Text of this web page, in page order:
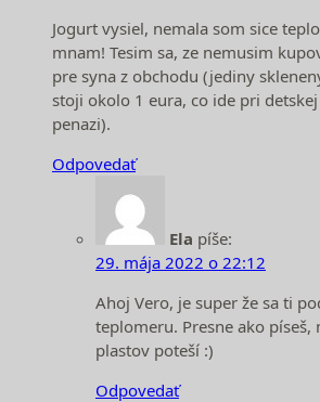
Jogurt vysiel, nemala som sice
mnam! Tesim sa, ze nemusim
pre syna z obchodu (jediny
stoji okolo 1 eura, co ide pri
penazi).
Odpovedať
Ela píše:
29. mája 2022 o 22:12
Ahoj Vero, je super že sa ti
teplomeru. Presne ako píseš,
plastov poteší :)
Odpovedať